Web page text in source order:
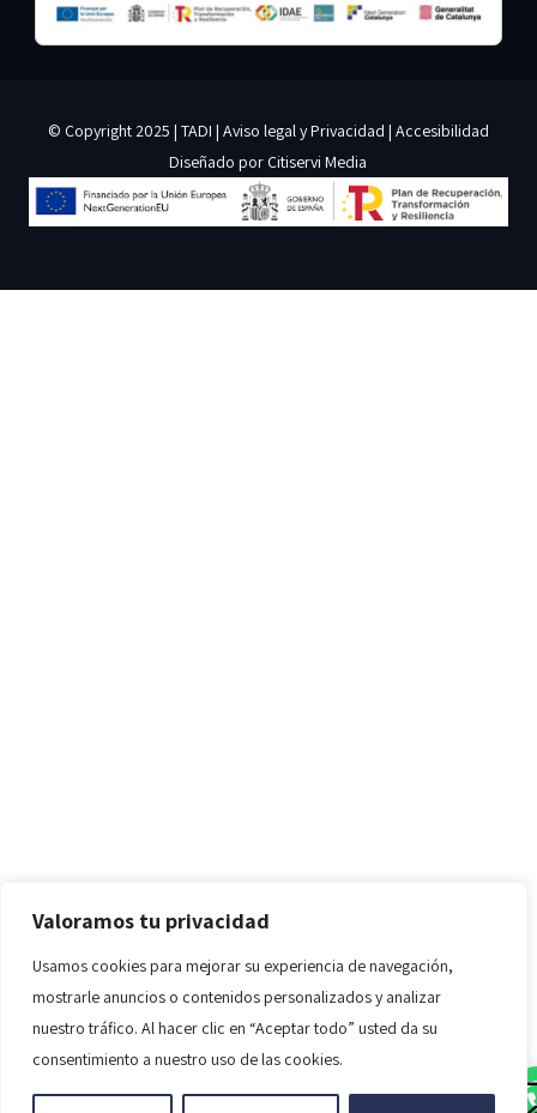
Valoramos tu privacidad
Usamos cookies para mejorar su experiencia de navegación,
mostrarle anuncios o contenidos personalizados y analizar
nuestro tráfico. Al hacer clic en “Aceptar todo” usted da su
consentimiento a nuestro uso de las cookies.
© Copyright 2025 | TADI | Aviso legal y Privacidad | Accesibilidad
Diseñado por Citiservi Media